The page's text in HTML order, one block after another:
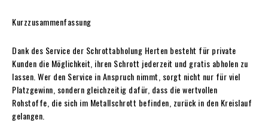
Kurzzusammenfassung
Dank des Service der Schrottabholung Herten besteht für private
Kunden die Möglichkeit, ihren Schrott jederzeit und gratis abholen zu
lassen. Wer den Service in Anspruch nimmt, sorgt nicht nur für viel
Platzgewinn, sondern gleichzeitig dafür, dass die wertvollen
Rohstoffe, die sich im Metallschrott befinden, zurück in den Kreislauf
gelangen.